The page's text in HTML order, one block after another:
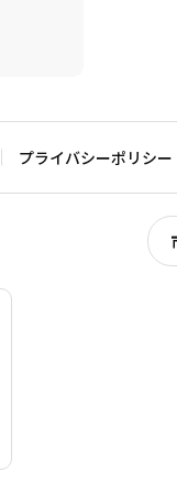
プライバシーポリシー